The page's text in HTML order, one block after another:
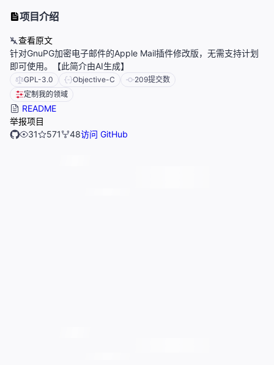
项目介绍
查看原文
针对GnuPG加密电子邮件的Apple Mail插件修改版，无需支持计划
即可使用。【此简介由AI生成】
GPL-3.0 Objective-C 209提交数
定制我的领域
README
举报项目
31
571 48访问 GitHub